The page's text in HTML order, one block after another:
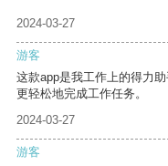
2024-03-27
游客
这款app是我工作上的得力
更轻松地完成工作任务。
2024-03-27
游客